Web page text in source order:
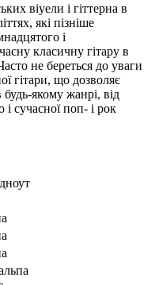
віуели і гіттерна в
які пізніше
і
класичну гітару в
не береться до уваги
гітари, що дозволяє
якому жанрі, від
сучасної поп- і рок